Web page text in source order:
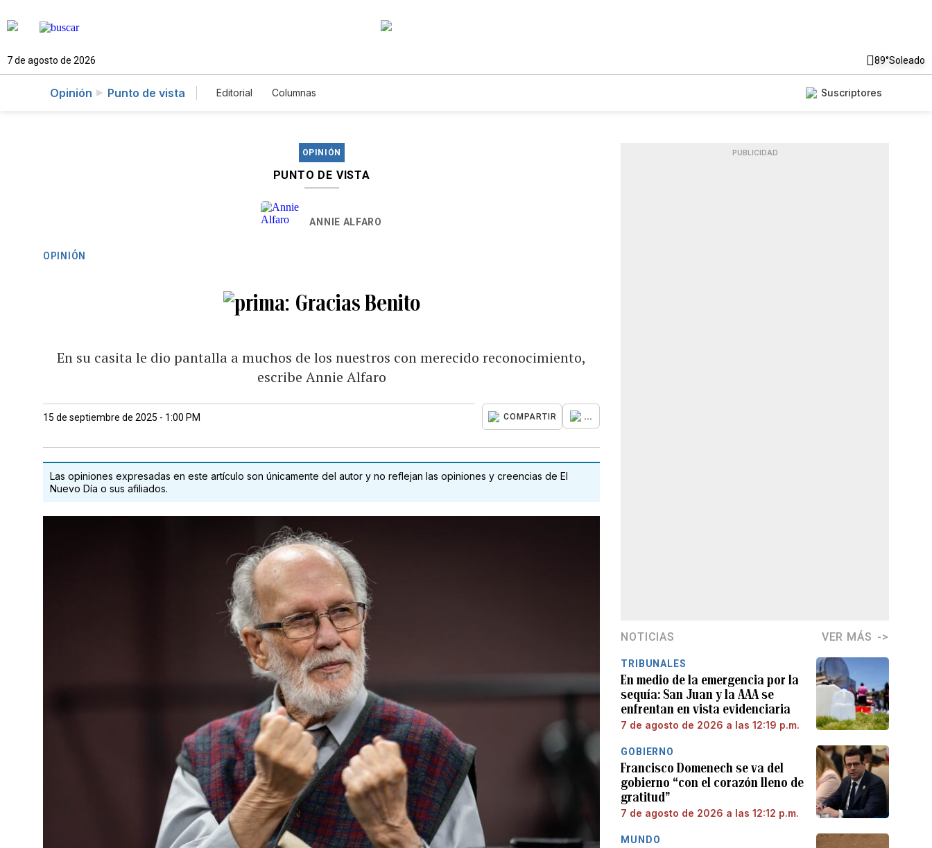
7 de agosto de 2026 89°Soleado
Opinión Punto de vista Editorial Columnas Suscriptores
OPINIÓN
PUNTO DE VISTA
ANNIE ALFARO
OPINIÓN
Gracias Benito
En su casita le dio pantalla a muchos de los nuestros con merecido reconocimiento,
escribe Annie Alfaro
15 de septiembre de 2025 - 1:00 PM COMPARTIR ...
Las opiniones expresadas en este artículo son únicamente del autor y no reflejan las opiniones y creencias de El
Nuevo Día o sus afiliados.
PUBLICIDAD
NOTICIAS VER MÁS
TRIBUNALES
En medio de la emergencia por la
sequía: San Juan y la AAA se
enfrentan en vista evidenciaria
7 de agosto de 2026 a las 12:19 p.m.
GOBIERNO
Francisco Domenech se va del
gobierno “con el corazón lleno de
gratitud”
7 de agosto de 2026 a las 12:12 p.m.
MUNDO